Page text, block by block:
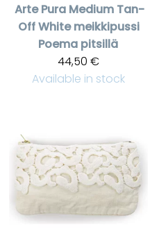
Arte Pura Medium Tan-
Off White meikkipussi
Poema pitsillä
44,50 €
Available in stock